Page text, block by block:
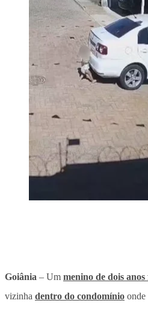
Goiânia – Um menino de dois
vizinha dentro do condomínio onde